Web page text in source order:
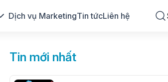
Dịch vụ MarketingTin tứcLiên hệ
Tin mới nhất